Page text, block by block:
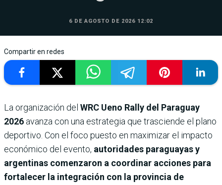
6 DE AGOSTO DE 2026 12:02
Compartir en redes
La organización del WRC Ueno Rally del Paraguay
2026 avanza con una estrategia que trasciende el plano
deportivo. Con el foco puesto en maximizar el impacto
económico del evento, autoridades paraguayas y
argentinas comenzaron a coordinar acciones para
fortalecer la integración con la provincia de